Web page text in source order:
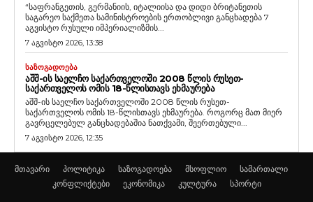
“საფრანგეთის, გერმანიის, იტალიისა და დიდი ბრიტანეთის
საგარეო საქმეთა სამინისტროების ერთობლივი განცხადება 7
აგვისტო რუსული იმპერიალიზმის...
7 აგვისტო 2026, 13:38
ᲡᲐᲖᲝᲒᲐᲓᲝᲔᲑᲐ
ᲐᲨᲨ-ᲘᲡ ᲡᲐᲔᲚᲩᲝ ᲡᲐᲥᲐᲠᲗᲕᲔᲚᲝᲨᲘ 2008 ᲬᲚᲘᲡ ᲠᲣᲡᲔᲗ-
ᲡᲐᲥᲐᲠᲗᲕᲔᲚᲝᲡ ᲝᲛᲘᲡ 18-ᲬᲚᲘᲡᲗᲐᲕᲡ ᲔᲮᲛᲐᲣᲠᲔᲑᲐ
აშშ-ის საელჩო საქართველოში 2008 წლის რუსეთ-
საქართველოს ომის 18-წლისთავს ეხმაურება. როგორც მათ მიერ
გავრცელებულ განცხადებაშია ნათქვამი, შეერთებული...
7 აგვისტო 2026, 12:35
მთავარი პოლიტიკა საზოგადოება მსოფლიო
სამართალი
კონფლიქტები
ეკონომიკა კულტურა სპორტი